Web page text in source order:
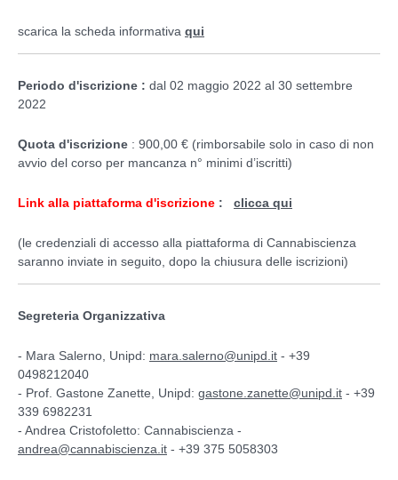
scarica la scheda informativa qui
Periodo d'iscrizione : dal 02 maggio 2022 al 30 settembre
2022
Quota d'iscrizione : 900,00 € (rimborsabile solo in caso di non
avvio del corso per mancanza n° minimi d’iscritti)
Link alla piattaforma d'iscrizione : clicca qui
(le credenziali di accesso alla piattaforma di Cannabiscienza
saranno inviate in seguito, dopo la chiusura delle iscrizioni)
Segreteria Organizzativa
- Mara Salerno, Unipd: mara.salerno@unipd.it - +39
0498212040
- Prof. Gastone Zanette, Unipd: gastone.zanette@unipd.it - +39
339 6982231
- Andrea Cristofoletto: Cannabiscienza -
andrea@cannabiscienza.it - +39 375 5058303